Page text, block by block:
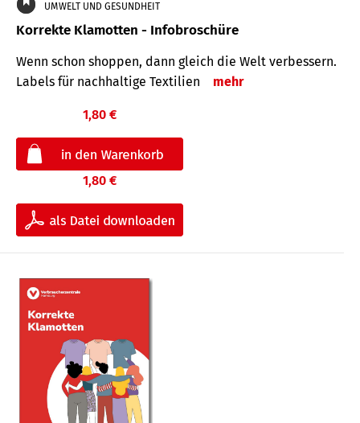
UMWELT UND GESUNDHEIT
Korrekte Klamotten - Infobroschüre
Wenn schon shoppen, dann gleich die Welt verbessern.
Labels für nachhaltige Textilien
mehr
1,80 €
1,80 €